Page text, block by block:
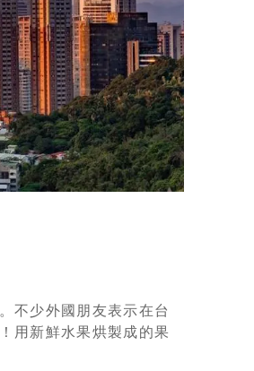
不少外國朋友表示在台
用新鮮水果烘製成的果